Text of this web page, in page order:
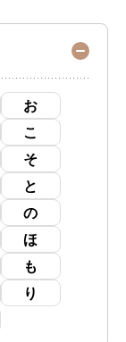
お
こ
そ
と
の
ほ
も
り